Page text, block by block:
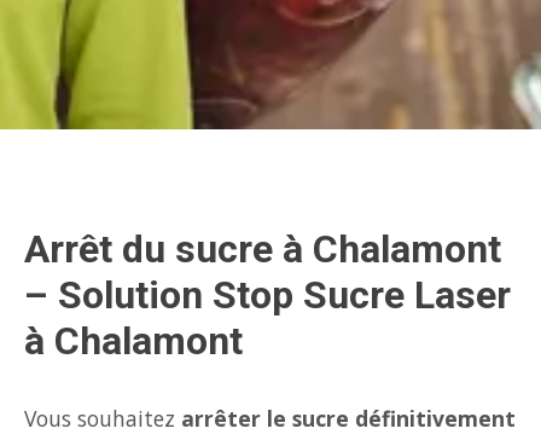
Arrêt du sucre à Chalamont
– Solution Stop Sucre Laser
à Chalamont
Vous souhaitez arrêter le sucre définitivement